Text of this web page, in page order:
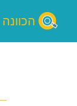
הכוונה